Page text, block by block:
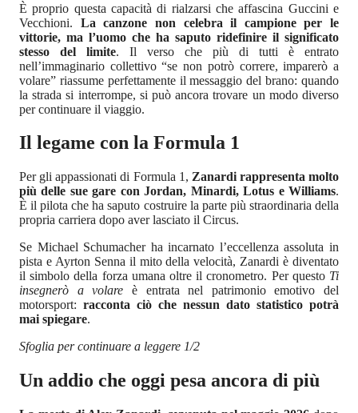
È proprio questa capacità di rialzarsi che affascina Guccini e
Vecchioni. La canzone non celebra il campione per le
vittorie, ma l’uomo che ha saputo ridefinire il significato
stesso del limite. Il verso che più di tutti è entrato
nell’immaginario collettivo “se non potrò correre, imparerò a
volare” riassume perfettamente il messaggio del brano: quando
la strada si interrompe, si può ancora trovare un modo diverso
per continuare il viaggio.
Il legame con la Formula 1
Per gli appassionati di Formula 1, Zanardi rappresenta molto
più delle sue gare con Jordan, Minardi, Lotus e Williams.
È il pilota che ha saputo costruire la parte più straordinaria della
propria carriera dopo aver lasciato il Circus.
Se Michael Schumacher ha incarnato l’eccellenza assoluta in
pista e Ayrton Senna il mito della velocità, Zanardi è diventato
il simbolo della forza umana oltre il cronometro. Per questo Ti
insegnerò a volare è entrata nel patrimonio emotivo del
motorsport: racconta ciò che nessun dato statistico potrà
mai spiegare.
Sfoglia per continuare a leggere 1/2
Un addio che oggi pesa ancora di più